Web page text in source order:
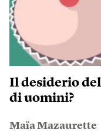
Il desiderio
di uomini?
Maïa Mazaurette